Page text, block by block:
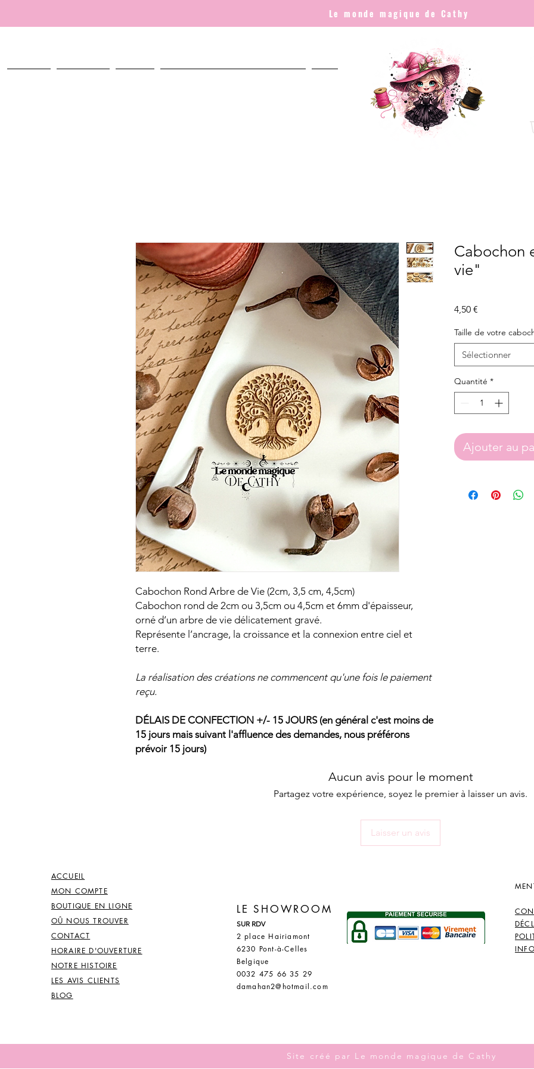
Le monde magique de Cathy
Cabochon Rond Arbre de Vie (2cm, 3,5 cm, 4,5cm)
Cabochon rond de 2cm ou 3,5cm ou 4,5cm et 6mm d'épaisseur,
orné d’un arbre de vie délicatement gravé.
Représente l’ancrage, la croissance et la connexion entre ciel et
terre.
La réalisation des créations ne commencent qu'une fois le paiement
reçu.
DÉLAIS DE CONFECTION +/- 15 JOURS (en général c'est moins de
15 jours mais suivant l'affluence des demandes, nous préférons
prévoir 15 jours)
Cabochon
vie"
4,50 €
Taille de votre
Sélectionner
Quantité *
Ajouter au
Aucun avis pour le moment
Partagez votre expérience, soyez le premier à laisser un avis.
Laisser un avis
ACCUEIL
MON COMPTE
BOUTIQUE EN LIGNE
OÛ NOUS TROUVER
CONTACT
HORAIRE D'OUVERTURE
NOTRE HISTOIRE
LES AVIS CLIENTS
BLOG
LE SHOWROOM
SUR RDV
2 place Hairiamont
6230 Pont-à-Celles
Belgique
0032 475 66 35 29
damahan2@hotmail.com
Site créé par Le monde magique de Cathy